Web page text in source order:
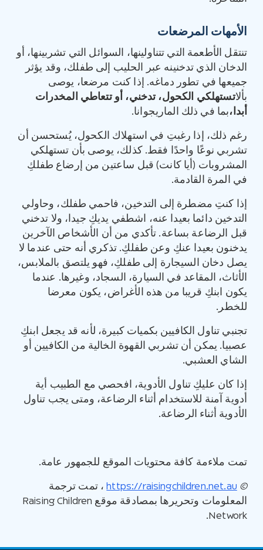
الأمهات المرضعات
تنتقل الأطعمة التي تتناولينها، السوائل التي تشربينها، أو
الدخان الذي تدخنينه عبر الحليب إلى طفلك، وقد يؤثر
جميعها في تطور دماغه. إذا كنت مرضعا، يوصى
بألاتستهلكي الكحول، تدخني، أو تتعاطي المخدرات
أبدا،بما في ذلك الماريجوانا.
رغم ذلك، إذا رغبتِ في استهلاك الكحول، يُستحسن أن
تشربي نوعًا واحدًا فقط. كذلك، يوصى بأن تستهلكي
المشروبات (أيا كانت) قبل ساعتين من إرضاع طفلكِ
في المرة القادمة.
إذا كنتِ مضطرة إلى التدخين، فاحمي طفلك، وحاولي
التدخين دائما بعيدا عنه، اشطفي يديكِ جيدا، ولا تدخني
قبل الرضاعة بساعة. تأكدي من أن الأشخاص الآخرين
يدخنون بعيدا عنكِ وعن طفلكِ. تذكري أنه حتى عندما لا
يصل دخان السيجارة إلى طفلكِ، فهو يلتصق بالملابس،
الأثاث، المقاعد في السيارة، السجاد، وغيرها. عندما
يكون ابنكِ قريبا من هذه الأغراض، يكون معرضا
للخطر.
تجنبي تناول الكافيين بكميات كبيرة، لأنه قد يجعل ابنكِ
عصبيا. يمكن أن تشربي القهوة الخالية من الكافيين أو
الشاي العشبي.
إذا كان عليكِ تناول الأدوية، افحصي مع الطبيب أية
أدوية آمنة للاستخدام أثناء الرضاعة، ومتى يجب تناول
الأدوية أثناء الرضاعة.
تمت ملاءمة كافة محتويات الموقع للجمهور عامة.
©
https://raisingchildren.net.au، تمت ترجمة
المعلومات وتحريرها بمصادقة موقع Raising Children
Network.